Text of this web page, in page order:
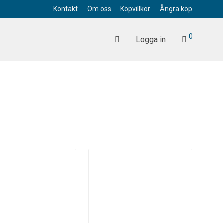
Kontakt Om oss Köpvillkor Ångra köp
Logga in 0